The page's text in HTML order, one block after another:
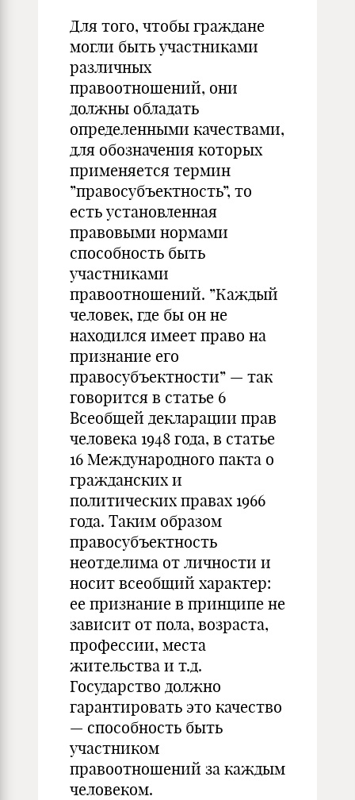
Для того, чтобы граждане
могли быть участниками
различных
правоотношений, они
должны обладать
определенными качествами,
для обозначения которых
применяется термин
”правосубъектность”, то
есть установленная
правовыми нормами
способность быть
участниками
правоотношений. ”Каждый
человек, где бы он не
находился имеет право на
признание его
правосубъектности” — так
говорится в статье 6
Всеобщей декларации прав
человека 1948 года, в статье
16 Международного пакта о
гражданских и
политических правах 1966
года. Таким образом
правосубъектность
неотделима от личности и
носит всеобщий характер:
ее признание в принципе не
зависит от пола, возраста,
профессии, места
жительства и т.д.
Государство должно
гарантировать это качество
— способность быть
участником
правоотношений за каждым
человеком.